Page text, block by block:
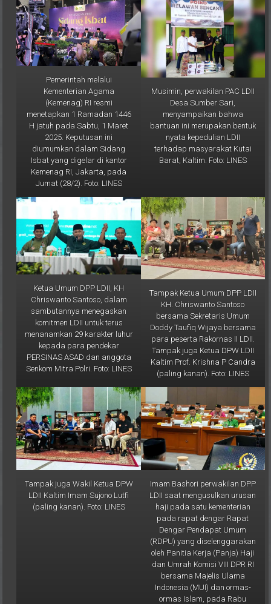
Pemerintah melalui
Kementerian Agama
(Kemenag) RI resmi
menetapkan 1 Ramadan 1446
H jatuh pada Sabtu, 1 Maret
2025. Keputusan ini
diumumkan dalam Sidang
Isbat yang digelar di kantor
Kemenag RI, Jakarta, pada
Jumat (28/2). Foto: LINES
Musimin, perwakilan PAC LDII
Desa Sumber Sari,
menyampaikan bahwa
bantuan ini merupakan bentuk
nyata kepedulian LDII
terhadap masyarakat Kutai
Barat, Kaltim. Foto: LINES
Ketua Umum DPP LDII, KH
Chriswanto Santoso, dalam
sambutannya menegaskan
komitmen LDII untuk terus
menanamkan 29 karakter luhur
kepada para pendekar
PERSINAS ASAD dan anggota
Senkom Mitra Polri. Foto: LINES
Tampak Ketua Umum DPP LDII
KH. Chriswanto Santoso
bersama Sekretaris Umum
Doddy Taufiq Wijaya bersama
para peserta Rakornas II LDII.
Tampak juga Ketua DPW LDII
Kaltim Prof. Krishna P Candra
(paling kanan). Foto: LINES
Tampak juga Wakil Ketua DPW
LDII Kaltim Imam Sujono Lutfi
(paling kanan). Foto: LINES
Imam Bashori perwakilan DPP
LDII saat mengusulkan urusan
haji pada satu kementerian
pada rapat dengar Rapat
Dengar Pendapat Umum
(RDPU) yang diselenggarakan
oleh Panitia Kerja (Panja) Haji
dan Umrah Komisi VIII DPR RI
bersama Majelis Ulama
Indonesia (MUI) dan ormas-
ormas Islam, pada Rabu
(19/2) di Gedung DPR RI,